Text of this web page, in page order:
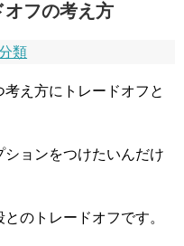
フの考え方
類
え方にトレードオフと
ョンをつけたいんだけ
のトレードオフです。